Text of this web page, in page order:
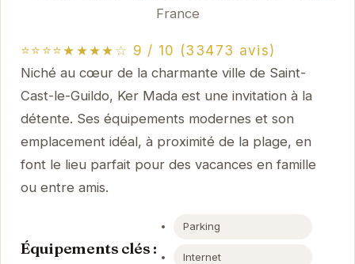
France
⭐⭐⭐⭐★★★★☆ 9 / 10 (33473 avis)
Niché au cœur de la charmante ville de Saint-
Cast-le-Guildo, Ker Mada est une invitation à la
détente. Ses équipements modernes et son
emplacement idéal, à proximité de la plage, en
font le lieu parfait pour des vacances en famille
ou entre amis.
Équipements clés :
Parking
Internet